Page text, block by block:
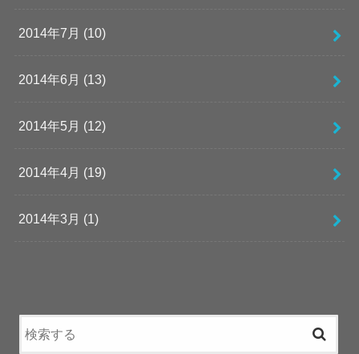
2014年7月 (10)
2014年6月 (13)
2014年5月 (12)
2014年4月 (19)
2014年3月 (1)